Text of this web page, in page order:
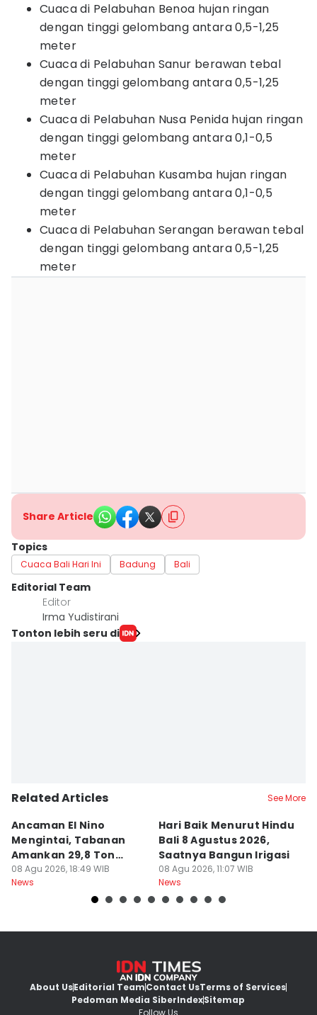
Cuaca di Pelabuhan Benoa hujan ringan
dengan tinggi gelombang antara 0,5-1,25
meter
Cuaca di Pelabuhan Sanur berawan tebal
dengan tinggi gelombang antara 0,5-1,25
meter
Cuaca di Pelabuhan Nusa Penida hujan ringan
dengan tinggi gelombang antara 0,1-0,5
meter
Cuaca di Pelabuhan Kusamba hujan ringan
dengan tinggi gelombang antara 0,1-0,5
meter
Cuaca di Pelabuhan Serangan berawan tebal
dengan tinggi gelombang antara 0,5-1,25
meter
Share Article
Topics
Cuaca Bali Hari Ini Badung Bali
Editorial Team
Editor
Irma Yudistirani
Tonton lebih seru di
Related Articles See More
Ancaman El Nino
Mengintai, Tabanan
Amankan 29,8 Ton
Beras
08 Agu 2026, 18:49 WIB
News
Hari Baik Menurut Hindu
Bali 8 Agustus 2026,
Saatnya Bangun Irigasi
08 Agu 2026, 11:07 WIB
News
About UsEditorial TeamContact UsTerms of Services
Pedoman Media SiberIndexSitemap
Follow Us